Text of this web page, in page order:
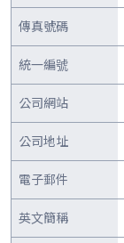
傳真號碼
統一編號
公司網站
公司地址
電子郵件
英文簡稱